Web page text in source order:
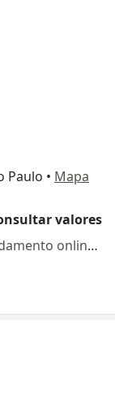
Paulo • Mapa
valores
Esse especialista não oferece agendamento online para esse endereço.